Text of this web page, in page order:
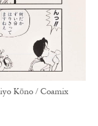
Kōno / Coamix